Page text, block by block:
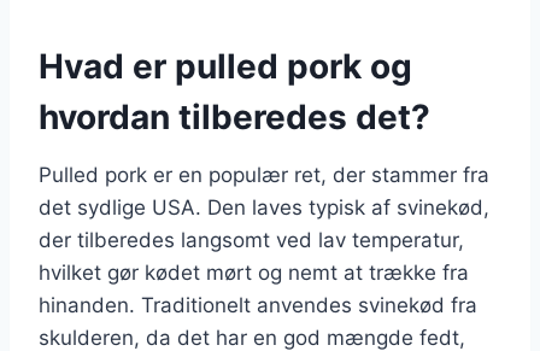
Hvad er pulled pork og
hvordan tilberedes det?
Pulled pork er en populær ret, der stammer fra
det sydlige USA. Den laves typisk af svinekød,
der tilberedes langsomt ved lav temperatur,
hvilket gør kødet mørt og nemt at trække fra
hinanden. Traditionelt anvendes svinekød fra
skulderen, da det har en god mængde fedt,